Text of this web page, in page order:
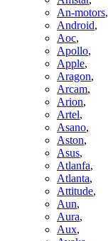
An-motors,
Android,
Aoc,
Apollo,
Apple,
Aragon,
Arcam,
Arion,
Artel,
Asano,
Aston,
Asus,
Atlanfa,
Atlanta,
Attitude,
Aun,
Aura,
Aux,